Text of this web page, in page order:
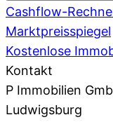
Cashflow-
Marktpreisspiegel
Kostenlose
Kontakt
P Immobilien
Ludwigsburg